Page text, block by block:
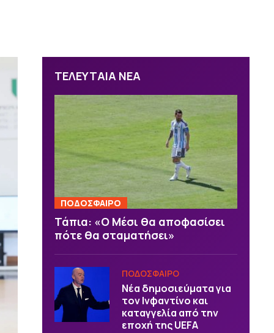
ΤΕΛΕΥΤΑΙΑ ΝΕΑ
ΠΟΔΟΣΦΑΙΡΟ
Τάπια: «Ο Μέσι θα αποφασίσει
πότε θα σταματήσει»
ΠΟΔΟΣΦΑΙΡΟ
Νέα δημοσιεύματα για
τον Ινφαντίνο και
καταγγελία από την
εποχή της UEFA